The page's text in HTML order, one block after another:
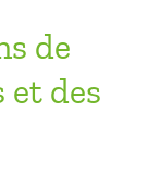
de
et des